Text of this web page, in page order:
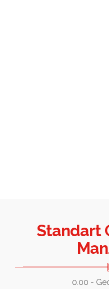
Standart
0.00 -